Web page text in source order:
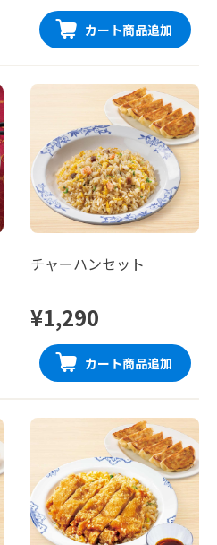
カート商品追加
チャーハンセット
¥1,290
カート商品追加